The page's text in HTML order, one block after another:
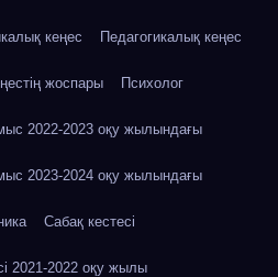
кеңес Педагогикалық кеңес
жоспары Психолог
2022-2023 оқу жылындағы
2023-2024 оқу жылындағы
Сабақ кестесі
2021-2022 оқу жылы